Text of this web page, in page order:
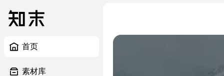
首页
素材库